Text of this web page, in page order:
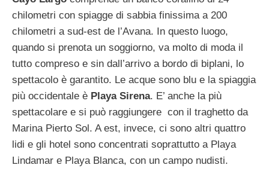
chilometri con spiagge di sabbia finissima a 200
chilometri a sud-est de l’Avana. In questo luogo,
quando si prenota un soggiorno, va molto di moda il
tutto compreso e sin dall’arrivo a bordo di biplani, lo
spettacolo è garantito. Le acque sono blu e la spiaggia
più occidentale è Playa Sirena. E’ anche la più
spettacolare e si può raggiungere con il traghetto da
Marina Pierto Sol. A est, invece, ci sono altri quattro
lidi e gli hotel sono concentrati soprattutto a Playa
Lindamar e Playa Blanca, con un campo nudisti.